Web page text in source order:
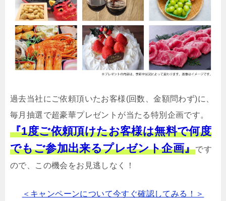
過去当社にご依頼頂いたお客様(回数、金額問わず)に、
毎月抽選で超豪華プレゼントが当たる特別企画です。
『1度ご依頼頂けたお客様は無料で何度
でもご参加出来るプレゼント企画』です
ので、この機会をお見逃しなく！
＜キャンペーンについて今すぐ確認してみる！＞